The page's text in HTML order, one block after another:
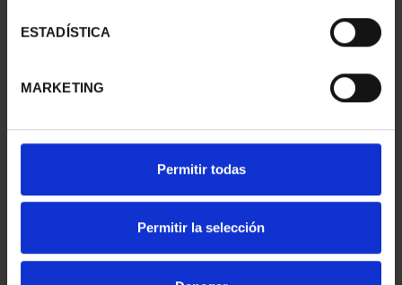
ESTADÍSTICA
MARKETING
Permitir todas
Permitir la selección
(2023) 8 REALES
140,00 €
JORGE JUAN (2023) 8 R...
140,00 €